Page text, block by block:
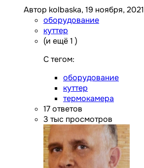
Автор kolbaska, 19 ноября, 2021
оборудование
куттер
(и ещё 1 )
C тегом:
оборудование
куттер
термокамера
17ответов
3 тыс просмотров